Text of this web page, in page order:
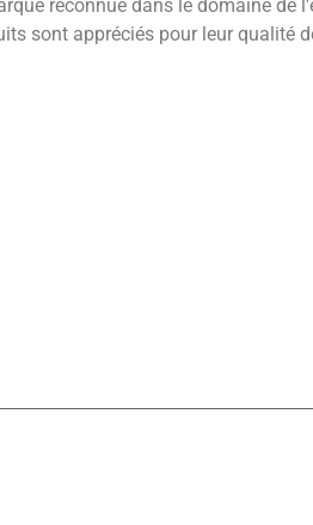
reconnue dans le domaine de
sont appréciés pour leur qualité